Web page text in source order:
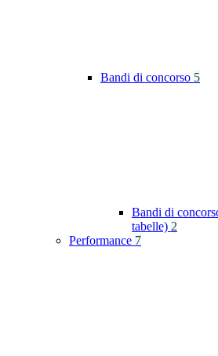
Bandi di concorso 5
Bandi di
tabelle) 2
Performance 7